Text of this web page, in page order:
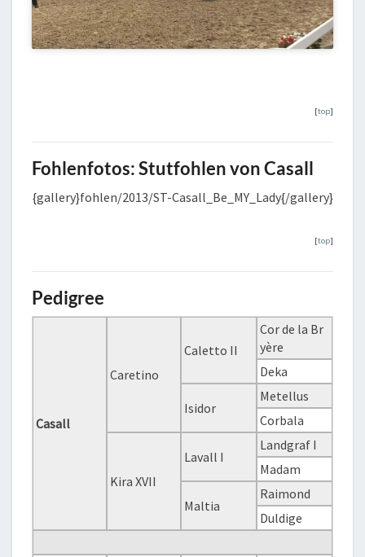
[top]
Fohlenfotos: Stutfohlen von Casall
{gallery}fohlen/2013/ST-Casall_Be_MY_Lady{/gallery}
[top]
Pedigree
Casall
Caretino
Caletto II
Cor de la Br
yère
Deka
Isidor
Metellus
Corbala
Kira XVII
Lavall I
Landgraf I
Madam
Maltia
Raimond
Duldige